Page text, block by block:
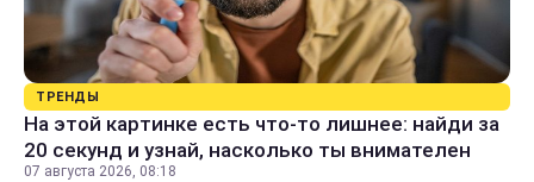
ТРЕНДЫ
На этой картинке есть что-то лишнее: найди за
20 секунд и узнай, насколько ты внимателен
07 августа 2026, 08:18